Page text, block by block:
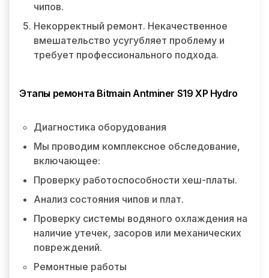
чипов.
Некорректный ремонт. Некачественное
вмешательство усугубляет проблему и
требует профессионального подхода.
Этапы ремонта Bitmain Antminer S19 XP Hydro
Диагностика оборудования
Мы проводим комплексное обследование,
включающее:
Проверку работоспособности хеш-платы.
Анализ состояния чипов и плат.
Проверку системы водяного охлаждения на
наличие утечек, засоров или механических
повреждений.
Ремонтные работы